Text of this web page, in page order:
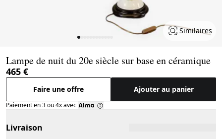
Similaires
Lampe de nuit du 20e siècle sur base en céramique
465 €
Faire une offre Ajouter au panier
Paiement en 3 ou 4x avec
Livraison